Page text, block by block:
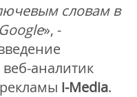
словам в
», -
веб-аналитик
i-Media.